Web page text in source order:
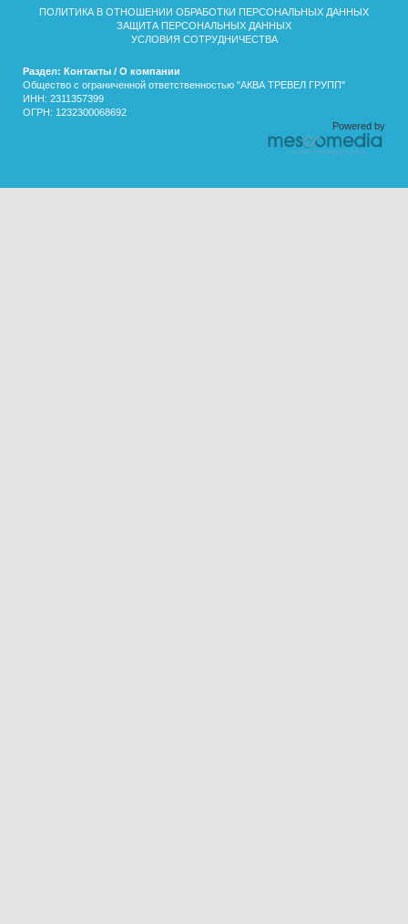
ПОЛИТИКА В ОТНОШЕНИИ ОБРАБОТКИ ПЕРСОНАЛЬНЫХ ДАННЫХ
ЗАЩИТА ПЕРСОНАЛЬНЫХ ДАННЫХ
УСЛОВИЯ СОТРУДНИЧЕСТВА
Раздел: Контакты / О компании
Общество с ограниченной ответственностью "АКВА ТРЕВЕЛ ГРУПП"
ИНН: 2311357399
ОГРН: 1232300068692
Powered by